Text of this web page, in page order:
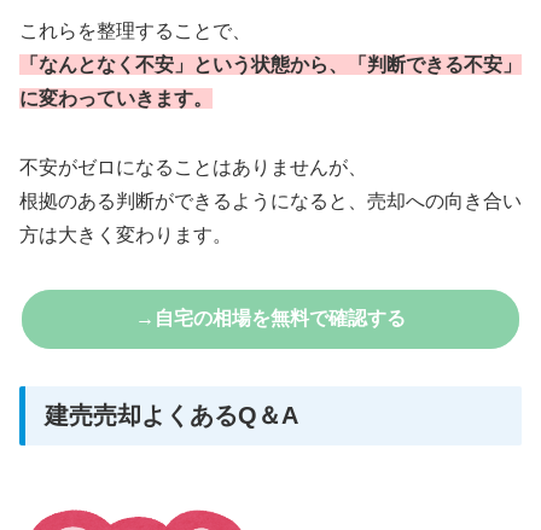
これらを整理することで、
「なんとなく不安」という状態から、「判断できる不安」
に変わっていきます。
不安がゼロになることはありませんが、
根拠のある判断ができるようになると、売却への向き合い
方は大きく変わります。
→自宅の相場を無料で確認する
建売売却よくあるQ＆A